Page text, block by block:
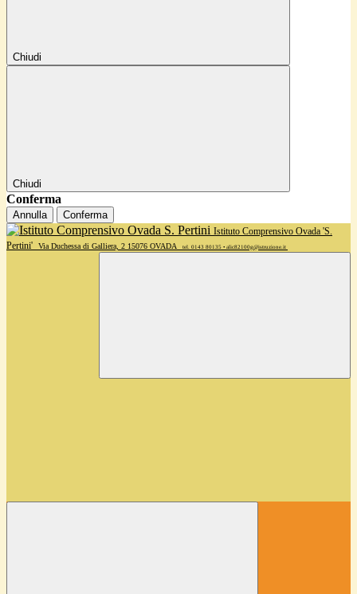
Chiudi
Chiudi
Conferma
Annulla Conferma
Istituto Comprensivo Ovada 'S.
Pertini'
Via Duchessa di Galliera, 2 15076 OVADA tel. 0143 80135 • alic82100g@istruzione.it